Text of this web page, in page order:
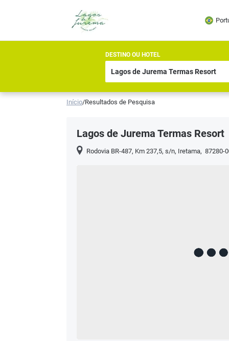
DESTINO OU HOTEL
Início/Resultados de Pesquisa
Lagos de Jurema Termas Resort
Rodovia BR-487, Km 237,5, s/n, Iretama, 87280-